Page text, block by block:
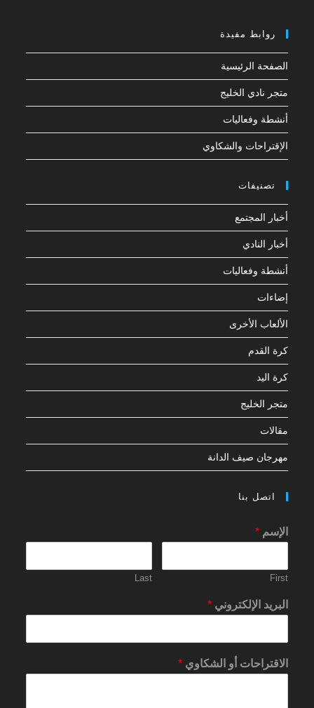
روابط مفيدة
الصفحة الرئيسية
متجر نادي الخليج
أنشطة وفعاليات
الإقتراحات والشكاوي
تصنيفات
أخبار المجتمع
أخبار النادي
أنشطة وفعاليات
إضاءات
الألعاب الأخرى
كرة القدم
كرة اليد
متجر الخليج
مقالات
مهرجان صيف الدانة
اتصل بنا
الإسم*
First
Last
البريد الإلكتروني*
الاقتراحات أو الشكاوي*